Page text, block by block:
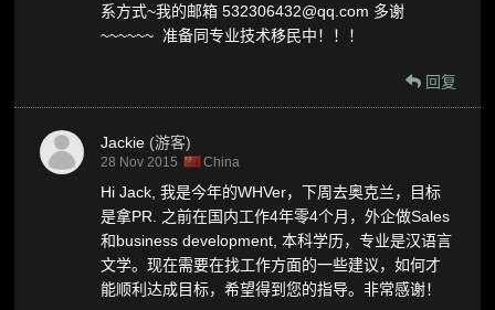
系方式~我的邮箱 532306432@qq.com 多谢
~~~~~~ 准备同专业技术移民中！！！
回复
Jackie (游客)
28 Nov 2015 China
Hi Jack, 我是今年的WHVer，下周去奥克兰，目标
是拿PR. 之前在国内工作4年零4个月，外企做Sales
和business development, 本科学历，专业是汉语言
文学。现在需要在找工作方面的一些建议，如何才
能顺利达成目标，希望得到您的指导。非常感谢！